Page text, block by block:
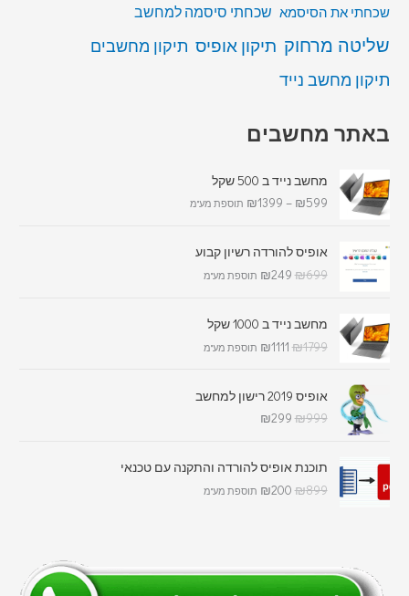
שכחתי את הסיסמא שכחתי סיסמה למחשב
שליטה מרחוק תיקון אופיס תיקון מחשבים
תיקון מחשב נייד
באתר מחשבים
מחשב נייד ב 500 שקל
₪599
–
₪1399 תוספת מע"מ
אופיס להורדה רשיון קבוע
₪699
₪249 תוספת מע"מ
מחשב נייד ב 1000 שקל
₪1799
₪1111 תוספת מע"מ
אופיס 2019 רישון למחשב
₪999
₪299
תוכנת אופיס להורדה והתקנה עם טכנאי
₪899
₪200 תוספת מע"מ